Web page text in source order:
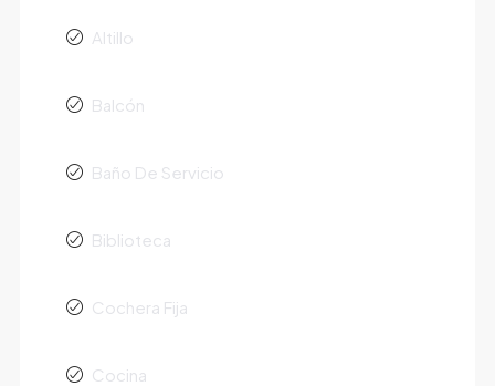
Altillo
Balcón
Baño De Servicio
Biblioteca
Cochera Fija
Cocina